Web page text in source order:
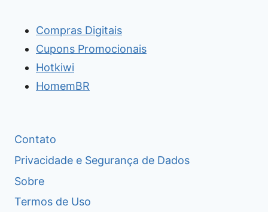
Compras Digitais
Cupons Promocionais
Hotkiwi
HomemBR
Contato
Privacidade e Segurança de Dados
Sobre
Termos de Uso